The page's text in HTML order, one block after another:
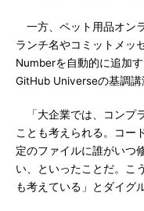
一方、ペット用品オン
ランチ名やコミットメッ
Numberを自動的に追加
GitHub Universeの基調講
「大企業では、コンプ
ことも考えられる。コー
定のファイルに誰がいつ
い、といったことだ。こ
も考えている」とダイグ